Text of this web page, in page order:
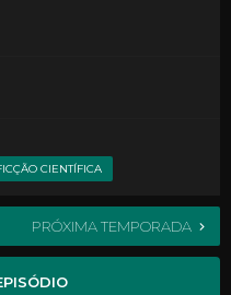
CIENTÍFICA
PRÓXIMA TEMPORADA